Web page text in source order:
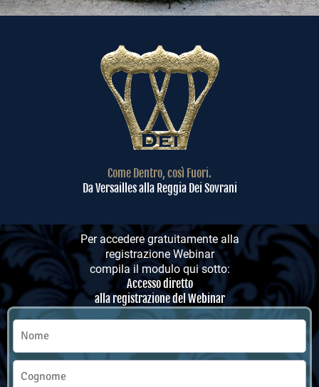
Come Dentro, così Fuori.
Da Versailles alla Reggia Dei Sovrani
Per accedere gratuitamente alla
registrazione Webinar
compila il modulo qui sotto:
Accesso diretto
alla registrazione del Webinar